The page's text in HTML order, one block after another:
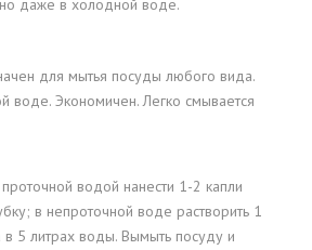
даже в холодной воде.
для мытья посуды любого вида.
воде. Экономичен. Легко смывается
водой нанести 1-2 капли
в непроточной воде растворить 1
в 5 литрах воды. Вымыть посуду и